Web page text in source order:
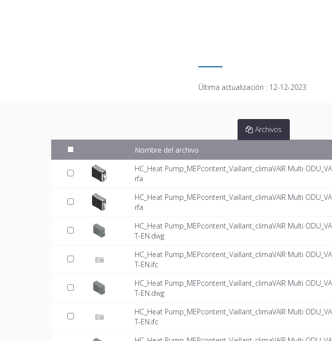
Última actualización : 12-12-2023
Archivos
Nombre del archivo
HC_Heat Pump_MEPcontent_Vaillant_climaVAIR Multi
rfa
HC_Heat Pump_MEPcontent_Vaillant_climaVAIR Multi
rfa
HC_Heat Pump_MEPcontent_Vaillant_climaVAIR Multi
T-EN.dwg
HC_Heat Pump_MEPcontent_Vaillant_climaVAIR Multi
T-EN.ifc
HC_Heat Pump_MEPcontent_Vaillant_climaVAIR Multi
T-EN.dwg
HC_Heat Pump_MEPcontent_Vaillant_climaVAIR Multi
T-EN.ifc